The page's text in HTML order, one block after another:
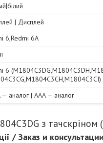
| Дисплей
6,Redmi 6A
6
— аналог | AAA — аналог
з тачскріном
/ Заказ и